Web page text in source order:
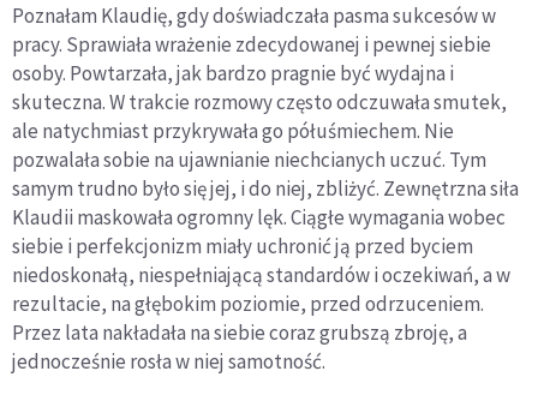
Poznałam Klaudię, gdy doświadczała pasma sukcesów w
pracy. Sprawiała wrażenie zdecydowanej i pewnej siebie
osoby. Powtarzała, jak bardzo pragnie być wydajna i
skuteczna. W trakcie rozmowy często odczuwała smutek,
ale natychmiast przykrywała go półuśmiechem. Nie
pozwalała sobie na ujawnianie niechcianych uczuć. Tym
samym trudno było się jej, i do niej, zbliżyć. Zewnętrzna siła
Klaudii maskowała ogromny lęk. Ciągłe wymagania wobec
siebie i perfekcjonizm miały uchronić ją przed byciem
niedoskonałą, niespełniającą standardów i oczekiwań, a w
rezultacie, na głębokim poziomie, przed odrzuceniem.
Przez lata nakładała na siebie coraz grubszą zbroję, a
jednocześnie rosła w niej samotność.